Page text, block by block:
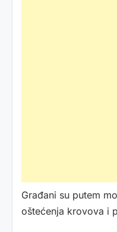
Građani su putem
oštećenja krovova i